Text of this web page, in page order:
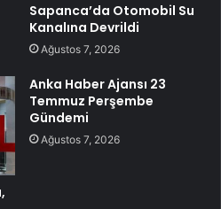
Sapanca’da Otomobil Su
Kanalına Devrildi
Ağustos 7, 2026
Anka Haber Ajansı 23
Temmuz Perşembe
Gündemi
Ağustos 7, 2026